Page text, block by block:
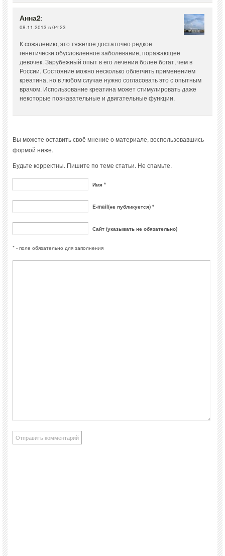
Анна2:
08.11.2013 в 04:23
К сожалению, это тяжёлое достаточно редкое
генетически обусловленное заболевание, поражающее
девочек. Зарубежный опыт в его лечении более богат, чем в
России. Состояние можно несколько облегчить применением
креатина, но в любом случае нужно согласовать это с опытным
врачом. Использование креатина может стимулировать даже
некоторые познавательные и двигательные функции.
Вы можете оставить своё мнение о материале, воспользовавшись
формой ниже.
Будьте корректны. Пишите по теме статьи. Не спамьте.
Имя *
E-mail(не публикуется) *
Сайт (указывать не обязательно)
* - поле обязательно для заполнения